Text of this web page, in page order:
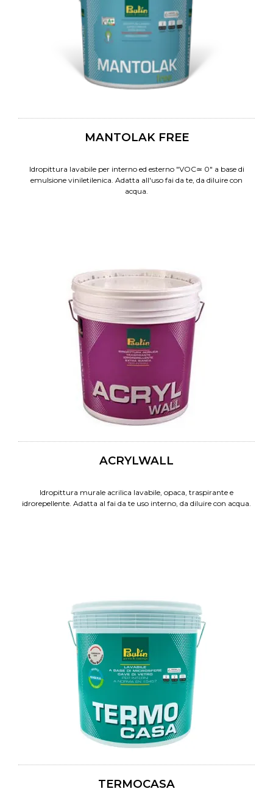
MANTOLAK FREE
Idropittura lavabile per interno ed esterno "VOC≃ 0" a base di
emulsione viniletilenica. Adatta all'uso fai da te, da diluire con
acqua.
ACRYLWALL
Idropittura murale acrilica lavabile, opaca, traspirante e
idrorepellente. Adatta al fai da te uso interno, da diluire con acqua.
TERMOCASA